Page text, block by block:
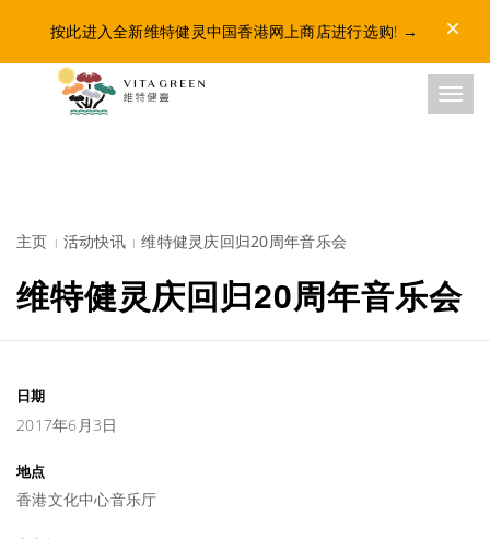
按此进入全新维特健灵中国香港网上商店进行选购! →
主页 活动快讯 维特健灵庆回归20周年音乐会
维特健灵庆回归20周年音乐会
日期
2017年6月3日
地点
香港文化中心音乐厅